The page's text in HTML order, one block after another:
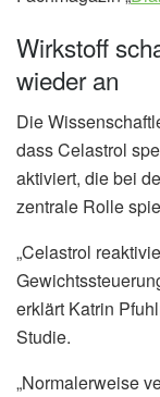
Wirkstoff
wieder an
Die
dass Celastrol
aktiviert, die bei
zentrale Rolle
„Celastrol
erklärt Katrin
Studie.
„Normalerweise